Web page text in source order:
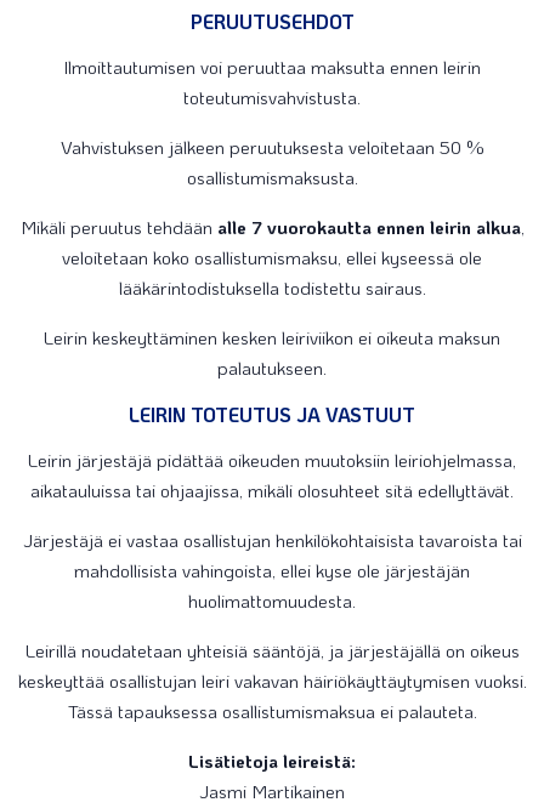
PERUUTUSEHDOT
Ilmoittautumisen voi peruuttaa maksutta ennen leirin
toteutumisvahvistusta.
Vahvistuksen jälkeen peruutuksesta veloitetaan 50 %
osallistumismaksusta.
Mikäli peruutus tehdään alle 7 vuorokautta ennen leirin alkua,
veloitetaan koko osallistumismaksu, ellei kyseessä ole
lääkärintodistuksella todistettu sairaus.
Leirin keskeyttäminen kesken leiriviikon ei oikeuta maksun
palautukseen.
LEIRIN TOTEUTUS JA VASTUUT
Leirin järjestäjä pidättää oikeuden muutoksiin leiriohjelmassa,
aikatauluissa tai ohjaajissa, mikäli olosuhteet sitä edellyttävät.
Järjestäjä ei vastaa osallistujan henkilökohtaisista tavaroista tai
mahdollisista vahingoista, ellei kyse ole järjestäjän
huolimattomuudesta.
Leirillä noudatetaan yhteisiä sääntöjä, ja järjestäjällä on oikeus
keskeyttää osallistujan leiri vakavan häiriökäyttäytymisen vuoksi.
Tässä tapauksessa osallistumismaksua ei palauteta.
Lisätietoja leireistä:
Jasmi Martikainen